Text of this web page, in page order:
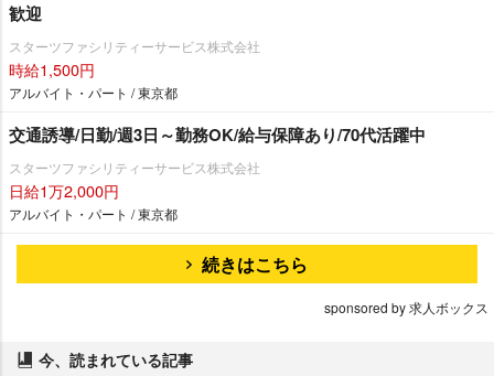
歓迎
スターツファシリティーサービス株式会社
時給1,500円
アルバイト・パート / 東京都
交通誘導/日勤/週3日～勤務OK/給与保障あり/70代活躍中
スターツファシリティーサービス株式会社
日給1万2,000円
アルバイト・パート / 東京都
続きはこちら
sponsored by 求人ボックス
今、読まれている記事